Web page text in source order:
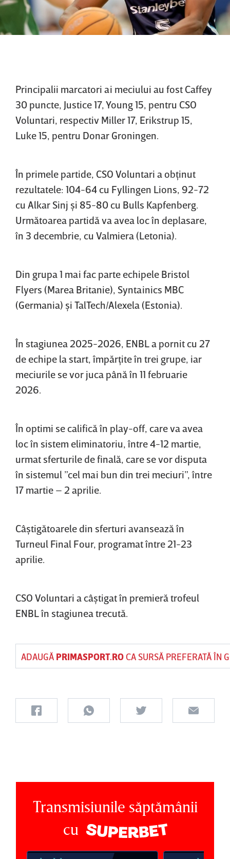
Principalii marcatori ai meciului au fost Caffey
30 puncte, Justice 17, Young 15, pentru CSO
Voluntari, respectiv Miller 17, Erikstrup 15,
Luke 15, pentru Donar Groningen.
În primele partide, CSO Voluntari a obţinut
rezultatele: 104-64 cu Fyllingen Lions, 92-72
cu Alkar Sinj şi 85-80 cu Bulls Kapfenberg.
Următoarea partidă va avea loc în deplasare,
în 3 decembrie, cu Valmiera (Letonia).
Din grupa 1 mai fac parte echipele Bristol
Flyers (Marea Britanie), Syntainics MBC
(Germania) şi TalTech/Alexela (Estonia).
În stagiunea 2025-2026, ENBL a pornit cu 27
de echipe la start, împărţite în trei grupe, iar
meciurile se vor juca până în 11 februarie
2026.
În optimi se califică în play-off, care va avea
loc în sistem eliminatoriu, între 4-12 martie,
urmat sferturile de finală, care se vor disputa
în sistemul ”cel mai bun din trei meciuri”, între
17 martie – 2 aprilie.
Câştigătoarele din sferturi avansează în
Turneul Final Four, programat între 21-23
aprilie.
CSO Voluntari a câştigat în premieră trofeul
ENBL în stagiunea trecută.
ADAUGĂ PRIMASPORT.ROCA SURSĂ PREFERATĂ ÎN
Transmisiunile săptămânii
cu